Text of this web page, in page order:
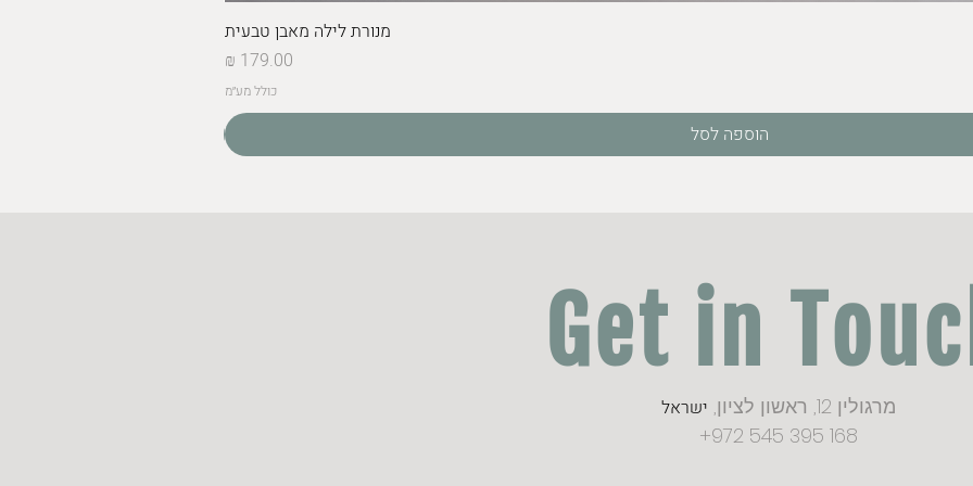
מנורת לילה מאבן טבעית
מחיר
כולל מע״מ
הוספה לסל
Get in
מרגולין 12, ראשון לציון, ישראל
+972 545 395 168